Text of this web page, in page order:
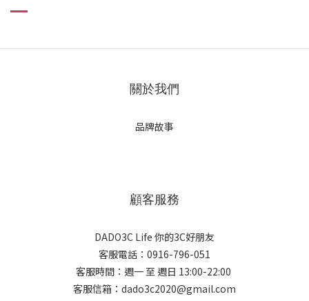
關於我們
品牌故事
顧客服務
DADO3C Life 你的3C好朋友
客服電話：0916-796-051
客服時間：週一 至 週日 13:00-22:00
客服信箱：dado3c2020@gmail.com